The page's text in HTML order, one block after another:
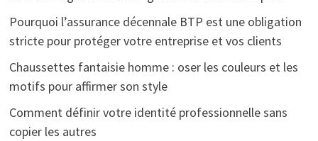
Pourquoi l’assurance décennale BTP est une obligation
stricte pour protéger votre entreprise et vos clients
Chaussettes fantaisie homme : oser les couleurs et les
motifs pour affirmer son style
Comment définir votre identité professionnelle sans
copier les autres